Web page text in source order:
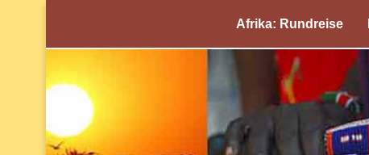
Afrika: Rundreise